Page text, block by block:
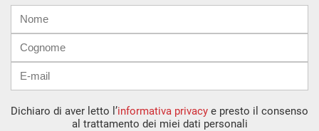
mail
Dichiaro di aver letto l’informativa privacy e presto il consenso
al trattamento dei miei dati personali